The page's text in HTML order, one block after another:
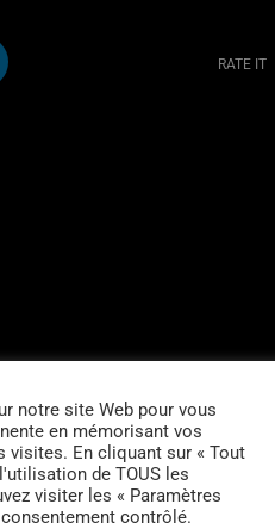
RATE IT
notre site Web pour vous
en mémorisant vos
visites. En cliquant sur « Tout
de TOUS les
visiter les « Paramètres
contrôlé.